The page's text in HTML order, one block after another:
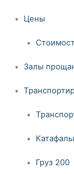
Цены
Залы
Груз 200